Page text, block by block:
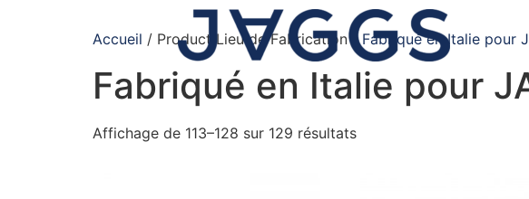
Accueil / Product Lieu de Fabrication /Fabriqué en Italie pour
Fabriqué en Italie pour
Affichage de 113–128 sur 129 résultats